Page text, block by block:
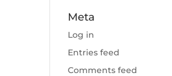
Meta
Log in
Entries feed
Comments feed